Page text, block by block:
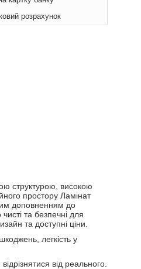
розрахунок
структурою, високою
простору Ламінат
доповненням до
та безпечні для
та доступні ціни.
легкість у
від реального.